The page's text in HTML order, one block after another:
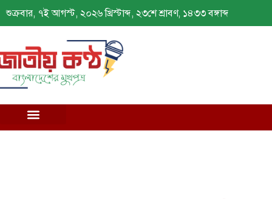
শুক্রবার, ৭ই আগস্ট, ২০২৬ খ্রিস্টাব্দ, ২৩শে শ্রাবণ, ১৪৩৩ বঙ্গাব্দ